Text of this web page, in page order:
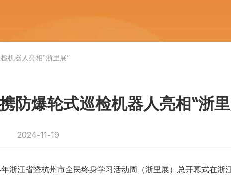
机器人亮相“浙里展”
防爆轮式巡检机器人亮相“浙
2024-11-19
浙江省暨杭州市全民终身学习活动周（浙里展）总开幕式在浙